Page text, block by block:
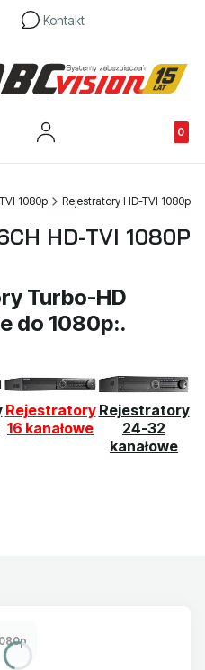
Kontakt
1080p Rejestratory HD-TVI 1080p
HD-TVI 1080P
Turbo-HD
do 1080p:.
Rejestratory
24-32
kanałowe
Rejestratory
16 kanałowe